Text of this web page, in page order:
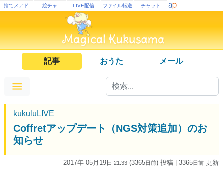
捨てメアド 絵チャ LIVE配信 ファイル転送 チャット
記事 おうた メール
kukuluLIVE
Coffretアップデート（NGS対策追加）のお
知らせ
2017年 05月19日 21:33 (3365日前) 投稿 | 3365日前 更新